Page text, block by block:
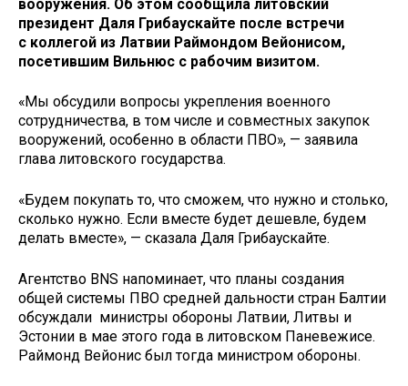
вооружения. Об этом сообщила литовский
президент Даля Грибаускайте после встречи
с коллегой из Латвии Раймондом Вейонисом,
посетившим Вильнюс с рабочим визитом.
«Мы обсудили вопросы укрепления военного
сотрудничества, в том числе и совместных закупок
вооружений, особенно в области ПВО», — заявила
глава литовского государства.
«Будем покупать то, что сможем, что нужно и столько,
сколько нужно. Если вместе будет дешевле, будем
делать вместе», — сказала Даля Грибаускайте.
Агентство BNS напоминает, что планы создания
общей системы ПВО средней дальности стран Балтии
обсуждали министры обороны Латвии, Литвы и
Эстонии в мае этого года в литовском Паневежисе.
Раймонд Вейонис был тогда министром обороны.